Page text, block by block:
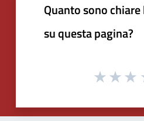
Quanto sono
su questa pagina?